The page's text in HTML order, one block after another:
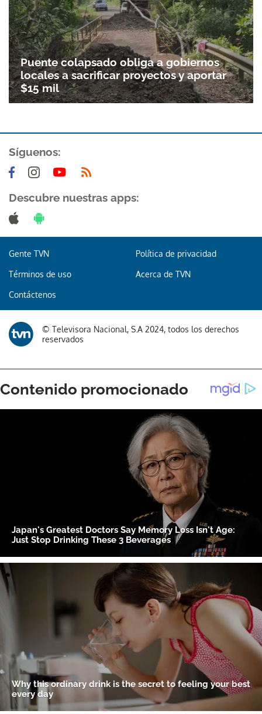
Gracias por suscribirte a nuestro boletín.
ACEPTAR
Puente colapsado obliga a gobiernos
locales a sacrificar proyectos y aportar
$15 mil
Síguenos:
Descubre nuestras apps:
Gente TVN Política de privacidad
Términos de uso Acerca de TVN
Contáctenos
© Televisora Nacional, S.A 2024, todos los derechos
reservados